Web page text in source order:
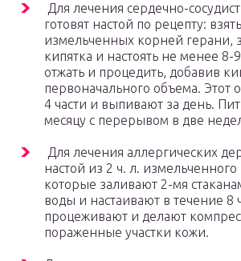
Для лечения сердечно-
готовят настой по рецепту:
измельченных корней герани,
кипятка и настоять не менее 8-
отжать и процедить, добавив
первоначального объема. Этот
4 части и выпивают за день.
месяцу с перерывом в две
Для лечения аллергических
настой из 2 ч. л.
которые заливают 2-мя
воды и настаивают в течение 8
процеживают и делают
пораженные участки кожи.